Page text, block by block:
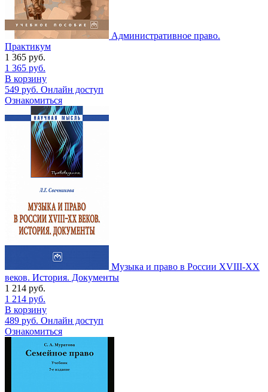
Административное право.
Практикум
1 365 руб.
1 365 руб.
В корзину
549 руб. Онлайн доступ
Ознакомиться
Музыка и право в России XVIII-XX
веков. История. Документы
1 214 руб.
1 214 руб.
В корзину
489 руб. Онлайн доступ
Ознакомиться